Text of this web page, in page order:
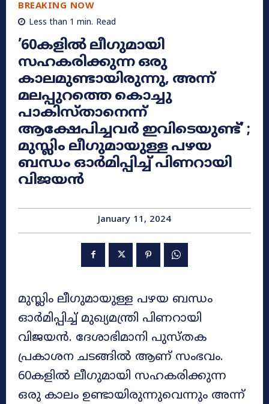
BREAKING NOW
Less than 1 min. Read
’60കളിൽ ലീഗുമായി
സഹകരിക്കുന്ന ഒരു
കാലമുണ്ടായിരുന്നു, അന്ന്
മലപ്പുറത്തെ കൊച്ചു
പാകിസ്താനെന്ന്
ആക്ഷേപിച്ചവർ ഇവിടെയുണ്ട്’ ;
മുസ്ലിം ലീഗുമായുള്ള പഴയ
ബന്ധം ഓര്‍മിപ്പിച്ച് പിണറായി
വിജയന്‍
January 11, 2024
മുസ്ലിം ലീഗുമായുള്ള പഴയ ബന്ധം
ഓര്‍മിപ്പിച്ച് മുഖ്യമന്ത്രി പിണറായി
വിജയന്‍. ദേശാഭിമാനി പുസ്തക
പ്രകാശന ചടങ്ങിൽ ആണ് സംഭവം.
60കളിൽ ലീഗുമായി സഹകരിക്കുന്ന
ഒരു കാലം ഉണ്ടായിരുന്നുവെന്നും അന്ന്